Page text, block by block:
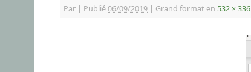
Par | Publié06/09/2019 | Grand format en 532 × 336